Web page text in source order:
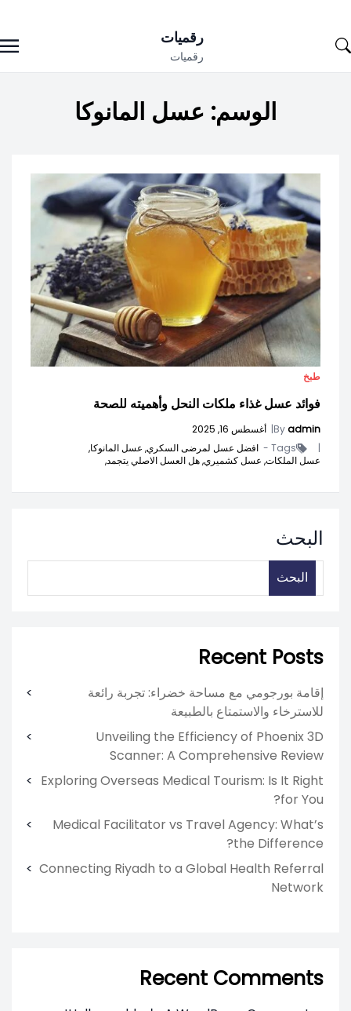
to
رقميات
رقميات
الوسم: عسل المانوكا
طبخ
فوائد عسل غذاء ملكات النحل وأهميته للصحة
Byadmin
| أغسطس 16, 2025
|
Tags - افضل عسل لمرضى السكري, عسل المانوكا,
عسل الملكات, عسل كشميري,هل العسل الاصلي يتجمد,
البحث
البحث
Recent Posts
إقامة بورجومي مع مساحة خضراء: تجربة رائعة
للاسترخاء والاستمتاع بالطبيعة
Unveiling the Efficiency of Phoenix 3D
Scanner: A Comprehensive Review
Exploring Overseas Medical Tourism: Is It Right
for You?
Medical Facilitator vs Travel Agency: What’s
the Difference?
Connecting Riyadh to a Global Health Referral
Network
Recent Comments